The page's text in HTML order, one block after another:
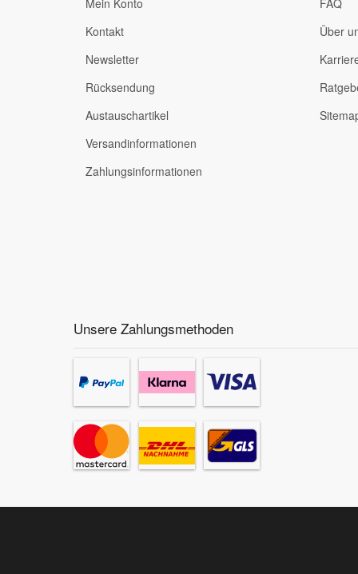
Kontakt
Newsletter
Rücksendung
Austauschartikel
Versandinformationen
Zahlungsinformationen
Über
Unsere Zahlungsmethoden